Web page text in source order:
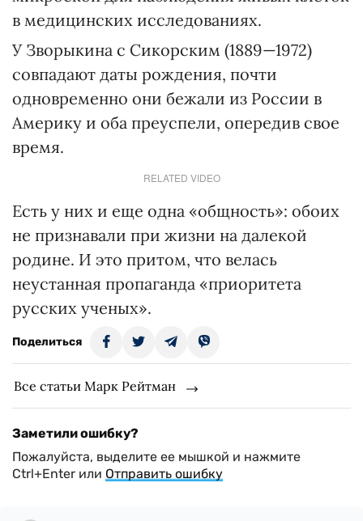
в медицинских исследованиях.
У Зворыкина с Сикорским (1889—1972)
совпадают даты рождения, почти
одновременно они бежали из России в
Америку и оба преуспели, опередив свое
время.
RELATED VIDEO
Есть у них и еще одна «общность»: обоих
не признавали при жизни на далекой
родине. И это притом, что велась
неустанная пропаганда «приоритета
русских ученых».
Поделиться
Все статьи Марк Рейтман
Заметили ошибку?
Пожалуйста, выделите ее мышкой и нажмите
Ctrl+Enter или Отправить ошибку